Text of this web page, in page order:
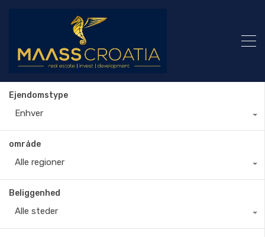
Ejendomstype
Enhver
område
Alle regioner
Beliggenhed
Alle steder